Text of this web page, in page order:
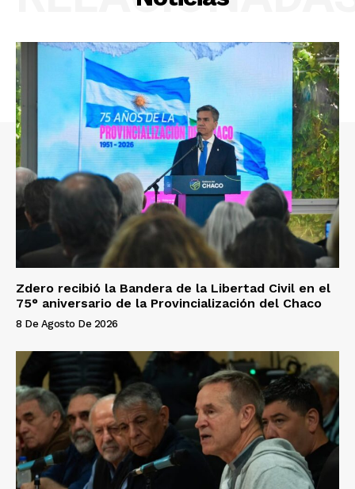
Zdero recibió la Bandera de la Libertad Civil en el
75° aniversario de la Provincialización del Chaco
8 De Agosto De 2026